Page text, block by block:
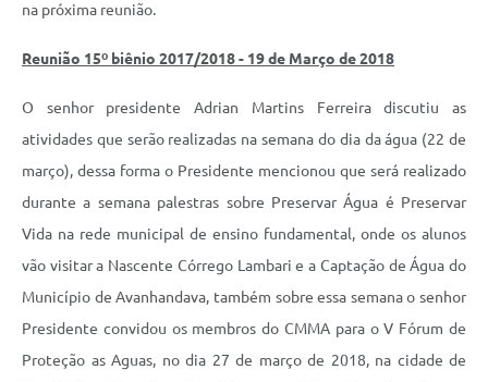
na próxima reunião.
Reunião 15º biênio 2017/2018 - 19 de Março de 2018
O senhor presidente Adrian Martins Ferreira discutiu as
atividades que serão realizadas na semana do dia da água (22 de
março), dessa forma o Presidente mencionou que será realizado
durante a semana palestras sobre Preservar Água é Preservar
Vida na rede municipal de ensino fundamental, onde os alunos
vão visitar a Nascente Córrego Lambari e a Captação de Água do
Município de Avanhandava, também sobre essa semana o senhor
Presidente convidou os membros do CMMA para o V Fórum de
Proteção as Aguas, no dia 27 de março de 2018, na cidade de